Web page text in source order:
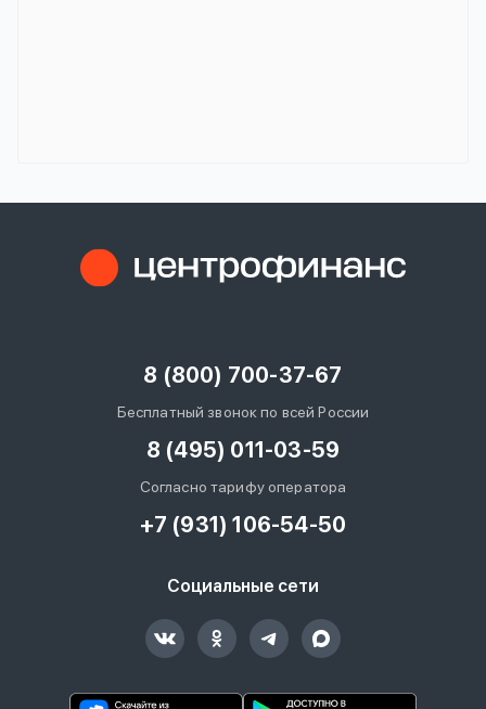
8 (800) 700-37-67
Бесплатный звонок по всей России
8 (495) 011-03-59
Согласно тарифу оператора
+7 (931) 106-54-50
Социальные сети